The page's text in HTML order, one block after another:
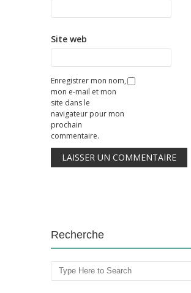
Site web
Enregistrer mon nom,
mon e-mail et mon
site dans le
navigateur pour mon
prochain
commentaire.
Recherche
Rechercher